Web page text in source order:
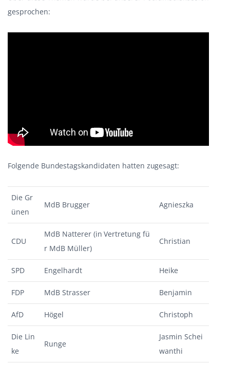
gesprochen:
Folgende Bundestagskandidaten hatten zugesagt:
Die Gr
ünen
MdB Brugger Agnieszka
CDU
MdB Natterer (in Vertretung fü
r MdB Müller)
Christian
SPD Engelhardt Heike
FDP MdB Strasser Benjamin
AfD Högel Christoph
Die Lin
ke
Runge
Jasmin Schei
wanthi